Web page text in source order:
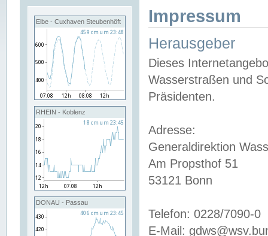
Elbe - Cuxhaven Steubenhöft
RHEIN - Koblenz
DONAU - Passau
Impressum
Herausgeber
Dieses
Wasserstraßen und
Präsidenten.
Adresse:
Generaldirektion
Am Propsthof 51
53121 Bonn
Telefon: 0228/7090-0
E-Mail: